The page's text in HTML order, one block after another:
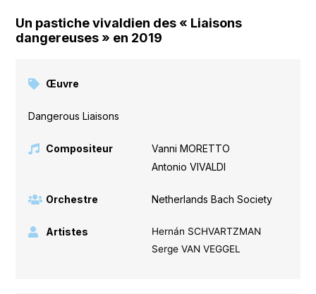
Un pastiche vivaldien des « Liaisons
dangereuses » en 2019
Œuvre
Dangerous Liaisons
Compositeur Vanni MORETTO
Antonio VIVALDI
Orchestre Netherlands Bach Society
Artistes
Hernán SCHVARTZMAN
Serge VAN VEGGEL